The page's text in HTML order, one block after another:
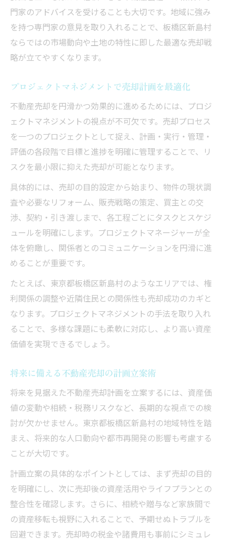
門家のアドバイスを受けることも大切です。地域に強み
を持つ専門家の意見を取り入れることで、板橋区新島村
ならではの市場動向や土地の特性に即した最適な売却戦
略が立てやすくなります。
プロジェクトマネジメントで売却計画を最適化
不動産売却を円滑かつ効果的に進めるためには、プロジ
ェクトマネジメントの視点が不可欠です。売却プロセス
を一つのプロジェクトとして捉え、計画・実行・管理・
評価の各段階で目標と進捗を明確に管理することで、リ
スクを最小限に抑えた売却が可能となります。
具体的には、売却の目的設定から始まり、物件の現状調
査や必要なリフォーム、販売戦略の策定、買主との交
渉、契約・引き渡しまで、各工程ごとにタスクとスケジ
ュールを明確にします。プロジェクトマネージャーが全
体を俯瞰し、関係者とのコミュニケーションを円滑に進
めることが重要です。
たとえば、東京都板橋区新島村のようなエリアでは、権
利関係の調整や近隣住民との関係性も売却成功のカギと
なります。プロジェクトマネジメントの手法を取り入れ
ることで、多様な課題にも柔軟に対応し、より高い資産
価値を実現できるでしょう。
将来に備える不動産売却の計画立案術
将来を見据えた不動産売却計画を立案するには、資産価
値の変動や相続・税務リスクなど、長期的な視点での検
討が欠かせません。東京都板橋区新島村の地域特性を踏
まえ、将来的な人口動向や都市再開発の影響も考慮する
ことが大切です。
計画立案の具体的なポイントとしては、まず売却の目的
を明確にし、次に売却後の資産活用やライフプランとの
整合性を確認します。さらに、相続や贈与など家族間で
の資産移転も視野に入れることで、予期せぬトラブルを
回避できます。売却時の税金や諸費用も事前にシミュレ